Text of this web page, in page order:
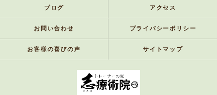
ブログ アクセス
お問い合わせ プライバシーポリシー
お客様の喜びの声 サイトマップ